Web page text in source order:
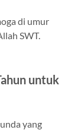
di umur
SWT.
untuk
yang